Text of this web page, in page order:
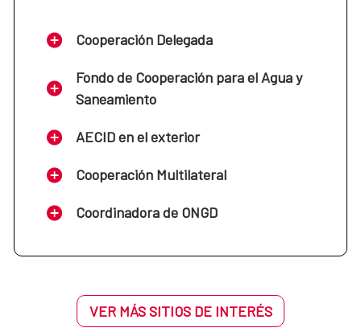
Cooperación Delegada
Fondo de Cooperación para el Agua y
Saneamiento
AECID en el exterior
Cooperación Multilateral
Coordinadora de ONGD
VER MÁS SITIOS DE INTERÉS